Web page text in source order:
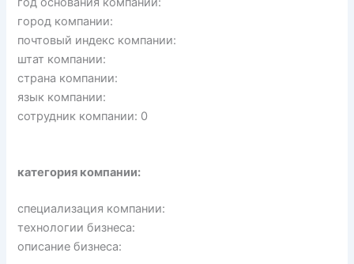
город компании:
почтовый индекс компании:
штат компании:
страна компании:
язык компании:
сотрудник компании: 0
категория компании:
специализация компании:
технологии бизнеса:
описание бизнеса: